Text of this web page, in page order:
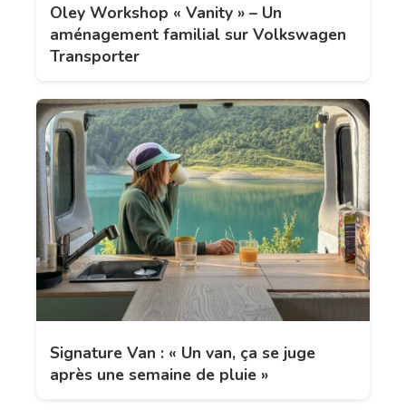
Oley Workshop « Vanity » – Un
aménagement familial sur Volkswagen
Transporter
Signature Van : « Un van, ça se juge
après une semaine de pluie »